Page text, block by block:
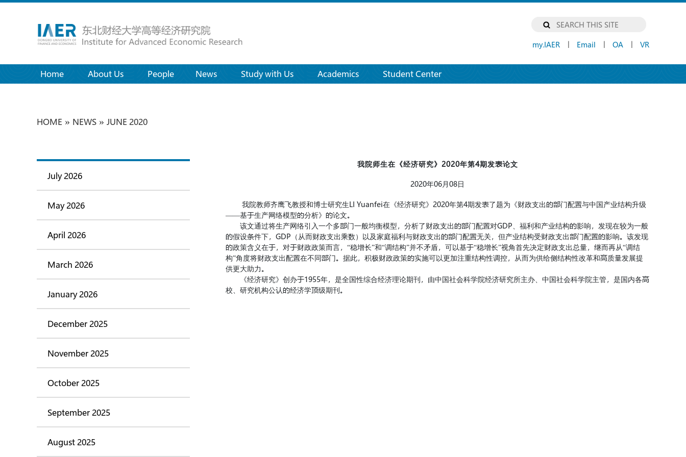
my.IAER | Email | OA | VR
Home (current)About Us People News Study with Us Academics Student Center
HOME » NEWS » JUNE 2020
July 2026
May 2026
April 2026
March 2026
January 2026
December 2025
November 2025
October 2025
September 2025
August 2025
我院师生在《经济研究》2020年第4期发表论文
2020年06月08日
我院教师齐鹰飞教授和博士研究生LI Yuanfei在《经济研究》2020年第4期发表了题为《财政支出的部门配置与中国产业结构升级
——基于生产网络模型的分析》的论文。
该文通过将生产网络引入一个多部门一般均衡模型，分析了财政支出的部门配置对GDP、福利和产业结构的影响，发现在较为一般
的假设条件下，GDP（从而财政支出乘数）以及家庭福利与财政支出的部门配置无关，但产业结构受财政支出部门配置的影响。该发现
的政策含义在于，对于财政政策而言，“稳增长”和“调结构”并不矛盾，可以基于“稳增长”视角首先决定财政支出总量，继而再从“调结
构”角度将财政支出配置在不同部门。据此，积极财政政策的实施可以更加注重结构性调控，从而为供给侧结构性改革和高质量发展提
供更大助力。
《经济研究》创办于1955年，是全国性综合经济理论期刊，由中国社会科学院经济研究所主办、中国社会科学院主管，是国内各高
校、研究机构公认的经济学顶级期刊。